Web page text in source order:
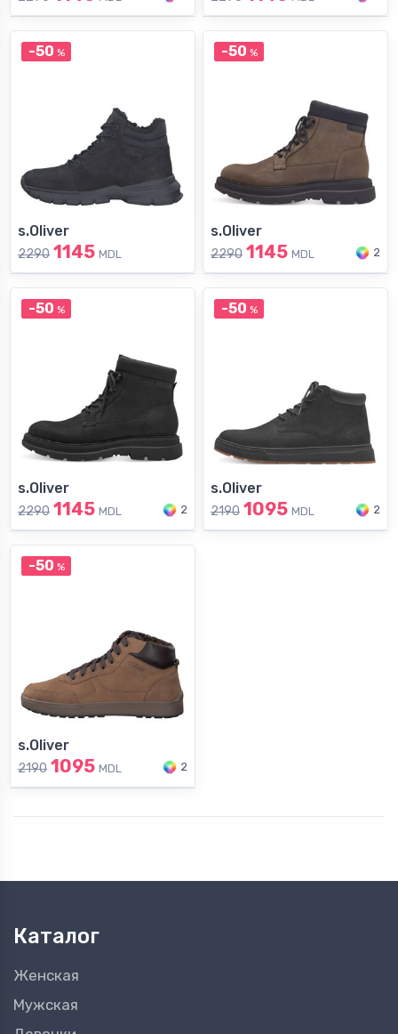
-50 %
s.Oliver
2290 1145 MDL
-50 %
s.Oliver
2290 1145 MDL 2
-50 %
s.Oliver
2290 1145 MDL 2
-50 %
s.Oliver
2190 1095 MDL 2
-50 %
s.Oliver
2190 1095 MDL 2
Каталог
Женская
Мужская